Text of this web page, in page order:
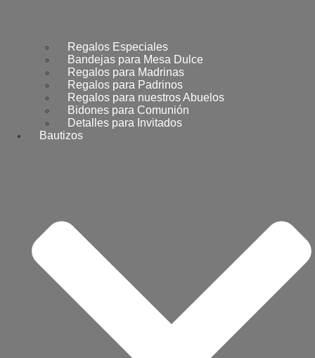
Regalos Especiales
Bandejas para Mesa Dulce
Regalos para Madrinas
Regalos para Padrinos
Regalos para nuestros Abuelos
Bidones para Comunión
Detalles para Invitados
Bautizos